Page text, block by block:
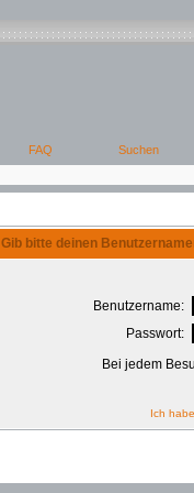
Gib bitte deinen
Benutzername:
Passwort:
Bei jedem
Ich